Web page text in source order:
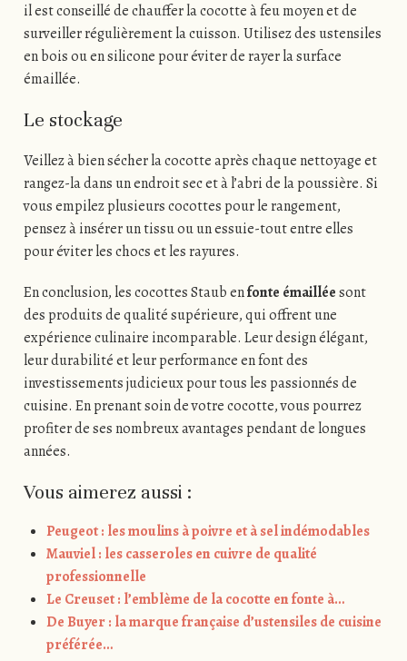
il est conseillé de chauffer la cocotte à feu moyen et de
surveiller régulièrement la cuisson. Utilisez des ustensiles
en bois ou en silicone pour éviter de rayer la surface
émaillée.
Le stockage
Veillez à bien sécher la cocotte après chaque nettoyage et
rangez-la dans un endroit sec et à l’abri de la poussière. Si
vous empilez plusieurs cocottes pour le rangement,
pensez à insérer un tissu ou un essuie-tout entre elles
pour éviter les chocs et les rayures.
En conclusion, les cocottes Staub enfonte émailléesont
des produits de qualité supérieure, qui offrent une
expérience culinaire incomparable. Leur design élégant,
leur durabilité et leur performance en font des
investissements judicieux pour tous les passionnés de
cuisine. En prenant soin de votre cocotte, vous pourrez
profiter de ses nombreux avantages pendant de longues
années.
Vous aimerez aussi :
Peugeot : les moulins à poivre et à sel indémodables
Mauviel : les casseroles en cuivre de qualité
professionnelle
Le Creuset : l’emblème de la cocotte en fonte à…
De Buyer : la marque française d’ustensiles de cuisine
préférée…